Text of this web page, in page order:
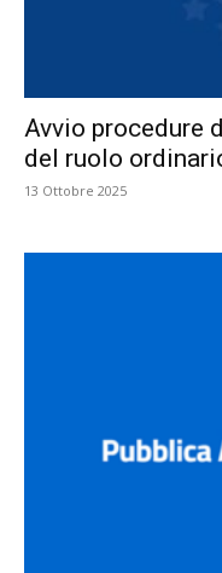
Avvio procedure
del ruolo
13 Ottobre 2025